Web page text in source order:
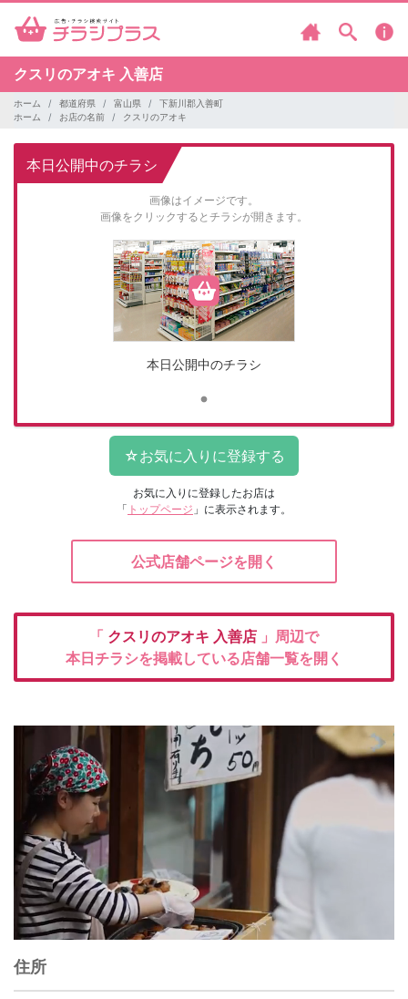
クスリのアオキ 入善店
ホーム 都道府県 富山県
下新川郡入善町
ホーム
お店の名前 クスリのアオキ
本日公開中のチラシ
画像はイメージです。
画像をクリックするとチラシが開きます。
本日公開中のチラシ
お気に入りに登録したお店は
「 トップページ 」に表示されます。
公式店舗ページを開く
「 クスリのアオキ 入善店 」周辺で
本日チラシを掲載している店舗一覧を開く
住所